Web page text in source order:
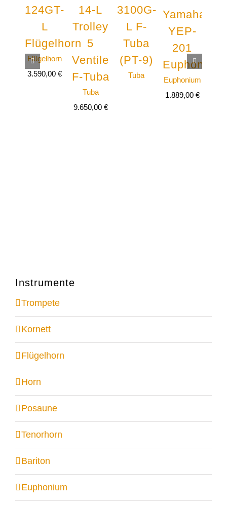
124GT-
L
Flügelhorn
Flügelhorn
3.590,00€
14-L
Trolley
5
Ventile
F-Tuba
Tuba
9.650,00 €
3100G-
L F-
Tuba
(PT-9)
Tuba
Yamaha
YEP-
201
Euphonium
Euphonium
1.889,00 €
Instrumente
Trompete
Kornett
Flügelhorn
Horn
Posaune
Tenorhorn
Bariton
Euphonium